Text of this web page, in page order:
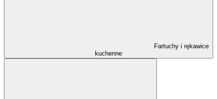
Fartuchy i rękawice
kuchenne